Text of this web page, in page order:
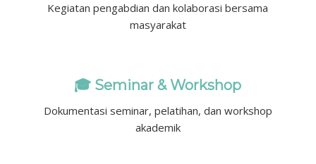
Kegiatan pengabdian dan kolaborasi bersama
masyarakat
🎓 Seminar & Workshop
Dokumentasi seminar, pelatihan, dan workshop
akademik